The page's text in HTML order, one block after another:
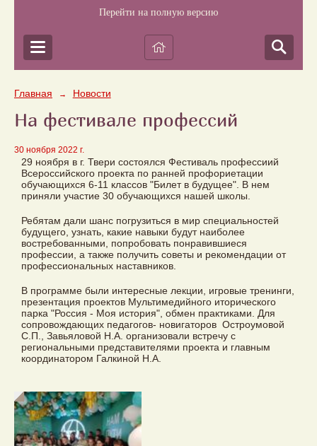
Перейти на полную версию
Главная → Новости
На фестивале профессий
30 ноября 2022 г.
29 ноября в г. Твери состоялся Фестиваль профессиий
Всероссийского проекта по ранней профориетации
обучающихся 6-11 классов "Билет в будущее". В нем
приняли участие 30 обучающихся нашей школы.
Ребятам дали шанс погрузиться в мир специальностей
будущего, узнать, какие навыки будут наиболее
востребованными, попробовать понравившиеся
профессии, а также получить советы и рекомендации от
профессиональных наставников.
В программе были интересные лекции, игровые тренинги,
презентация проектов Мультимедийного иторического
парка "Россия - Моя история", обмен практиками. Для
сопровождающих педагогов- новигаторов Остроумовой
С.П., Завьяловой Н.А. организовали встречу с
региональными представителями проекта и главным
координатором Галкиной Н.А.